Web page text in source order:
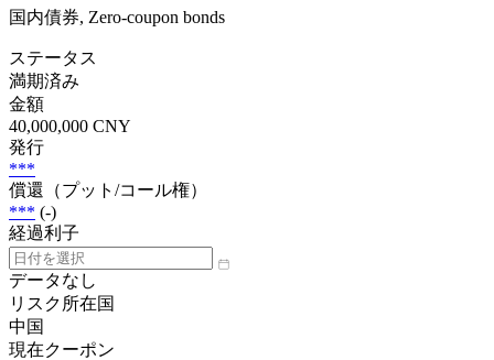
国内債券, Zero-coupon bonds
ステータス
満期済み
金額
40,000,000 CNY
発行
***
償還（プット/コール権）
*** (-)
経過利子
データなし
リスク所在国
中国
現在クーポン